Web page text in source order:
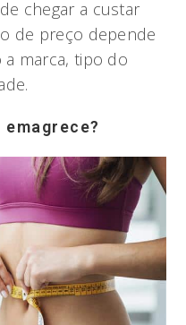
chegar a custar
de preço depende
marca, tipo do